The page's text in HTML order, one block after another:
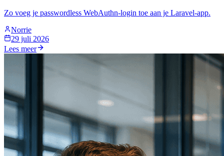
Zo voeg je passwordless WebAuthn-login toe aan je Laravel-app.
Norrie
29 juli 2026
Lees meer